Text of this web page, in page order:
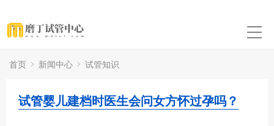
首页 新闻中心 试管知识
试管婴儿建档时医生会问女方怀过孕吗？